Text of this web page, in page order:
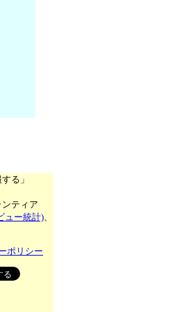
る」
ティア
ュー統計)、
ポリシー